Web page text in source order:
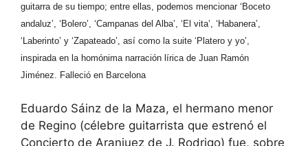
guitarra de su tiempo; entre ellas, podemos mencionar ‘Boceto
andaluz’, ‘Bolero’, ‘Campanas del Alba’, ‘El vita’, ‘Habanera’,
‘Laberinto’ y ‘Zapateado’, así como la suite ‘Platero y yo’,
inspirada en la homónima narración lírica de Juan Ramón
Jiménez. Falleció en Barcelona
Eduardo Sáinz de la Maza, el hermano menor
de Regino (célebre guitarrista que estrenó el
Concierto de Aranjuez de J. Rodrigo) fue, sobre